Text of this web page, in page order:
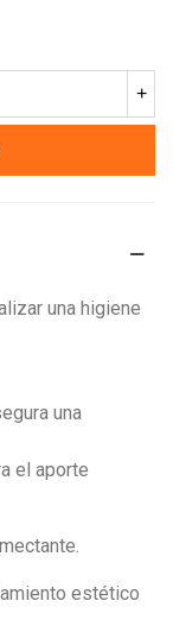
+
una higiene
una
el aporte
estético